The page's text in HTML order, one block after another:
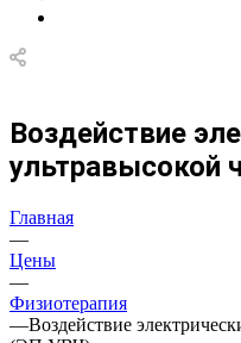
Воздействие
ультравысокой
Главная
—
Цены
—
Физиотерапия
—Воздействие